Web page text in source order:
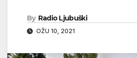
By Radio Ljubuški
OŽU 10, 2021